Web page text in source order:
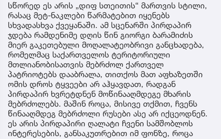
სწორედ ეს არის „დიფ სთეითის“ მართვის სტილი,
რასაც მეტ-ნაკლები წარმატებით იყენებს
სხვადასხვა ქვეყანაში. ამ სცენარში პირდაპირ
ჯდება რამდენიმე დღის წინ გიორგი ბარამიძის
მიერ გაკეთებული მოღალატეობრივი განცხადება,
რომელმაც საქართველოს ტერიტორიული
მთლიანობისათვის მებრძოლ ქართველ
პატრიოტებს დააბრალა, თითქოს მათ აფხაზეთში
ომის დროს ტყვეები არ აჰყავდათ, რადგან
პირდაპირ ხვრეტდნენ მოწინააღმდეგე მხარის
მებრძოლებს. მაშინ როცა, მისივე თქმით, ჩვენს
წინააღმდეგ მებრძოლი რუსები ასე არ იქცეოდნენ.
ეს არის პირდაპირი ღალატი ჩვენი სამშობლოს
ინტერესების, განსაკუთრებით იმ ფონზე, როცა